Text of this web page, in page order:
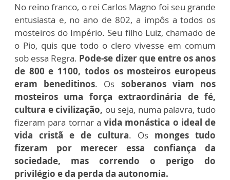
No reino franco, o rei Carlos Magno foi seu grande
entusiasta e, no ano de 802, a impôs a todos os
mosteiros do Império. Seu filho Luiz, chamado de
o Pio, quis que todo o clero vivesse em comum
sob essa Regra. Pode-se dizer que entre os anos
de 800 e 1100, todos os mosteiros europeus
eram beneditinos. Os soberanos viam nos
mosteiros uma força extraordinária de fé,
cultura e civilização, ou seja, numa palavra, tudo
fizeram para tornar a vida monástica o ideal de
vida cristã e de cultura. Os monges tudo
fizeram por merecer essa confiança da
sociedade, mas correndo o perigo do
privilégio e da perda da autonomia.